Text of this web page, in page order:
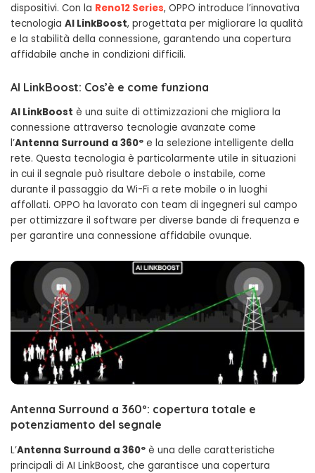
dispositivi. Con la Reno12 Series, OPPO introduce l’innovativa
tecnologia AI LinkBoost, progettata per migliorare la qualità
e la stabilità della connessione, garantendo una copertura
affidabile anche in condizioni difficili.
AI LinkBoost: Cos’è e come funziona
AI LinkBoost è una suite di ottimizzazioni che migliora la
connessione attraverso tecnologie avanzate come
l’Antenna Surround a 360º e la selezione intelligente della
rete. Questa tecnologia è particolarmente utile in situazioni
in cui il segnale può risultare debole o instabile, come
durante il passaggio da Wi-Fi a rete mobile o in luoghi
affollati. OPPO ha lavorato con team di ingegneri sul campo
per ottimizzare il software per diverse bande di frequenza e
per garantire una connessione affidabile ovunque.
Antenna Surround a 360º: copertura totale e
potenziamento del segnale
L’Antenna Surround a 360º è una delle caratteristiche
principali di AI LinkBoost, che garantisce una copertura